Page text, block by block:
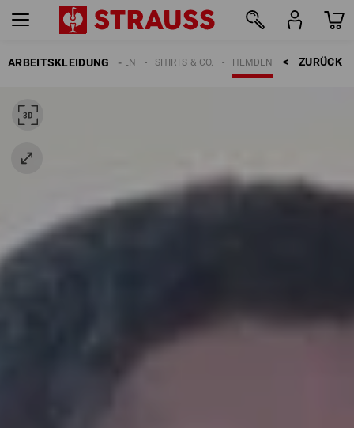
ARBEITSKLEIDUNG ZURÜCK    >
HEMDEN
SHIRTS & CO.
HERREN